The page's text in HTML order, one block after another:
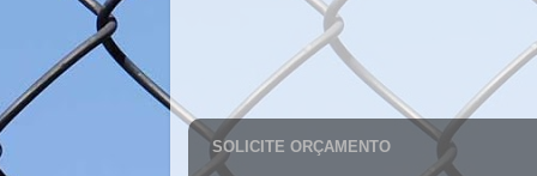
SOLICITE ORÇAMENTO